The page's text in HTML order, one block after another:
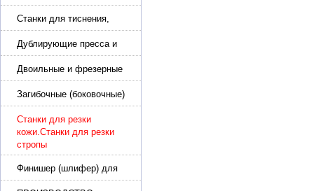
тиснения
Станки для тиснения,
нанесения логотипа и
нумераторы
Дублирующие пресса и
утюги для разглаживания
кожи
Двоильные и фрезерные
машины для слоения и
фрезерования кожи
Загибочные (боковочные)
машины для стельки,
кошельков, сумок
Станки для резки
кожи.Станки для резки
стропы
Финишер (шлифер) для
обуви